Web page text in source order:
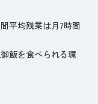
平均残業は月7時間
飯を食べられる環